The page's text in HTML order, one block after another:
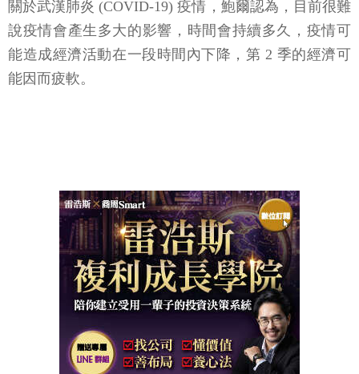
關於武漢肺炎 (COVID-19) 疫情，鮑爾認為，目前很難
說疫情會產生多大的影響，時間會持續多久，疫情可
能造成經濟活動在一段時間內下降，第 2 季的經濟可
能因而疲軟。